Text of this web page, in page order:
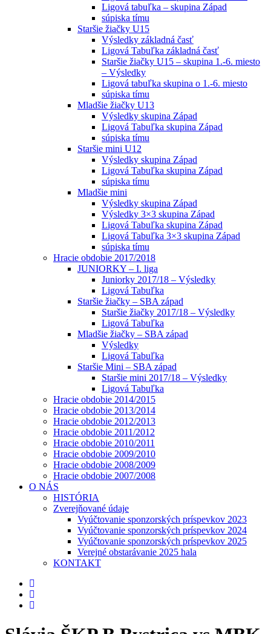
Ligová tabuľka – skupina Západ
súpiska tímu
Staršie žiačky U15
Výsledky základná časť
Ligová Tabuľka základná časť
Staršie žiačky U15 – skupina 1.-6. miesto
– Výsledky
Ligová tabuľka skupina o 1.-6. miesto
súpiska tímu
Mladšie žiačky U13
Výsledky skupina Západ
Ligová Tabuľka skupina Západ
súpiska tímu
Staršie mini U12
Výsledky skupina Západ
Ligová Tabuľka skupina Západ
súpiska tímu
Mladšie mini
Výsledky skupina Západ
Výsledky 3×3 skupina Západ
Ligová Tabuľka skupina Západ
Ligová Tabuľka 3×3 skupina Západ
súpiska tímu
Hracie obdobie 2017/2018
JUNIORKY – I. liga
Juniorky 2017/18 – Výsledky
Ligová Tabuľka
Staršie žiačky – SBA západ
Staršie žiačky 2017/18 – Výsledky
Ligová Tabuľka
Mladšie žiačky – SBA západ
Výsledky
Ligová Tabuľka
Staršie Mini – SBA západ
Staršie mini 2017/18 – Výsledky
Ligová Tabuľka
Hracie obdobie 2014/2015
Hracie obdobie 2013/2014
Hracie obdobie 2012/2013
Hracie obdobie 2011/2012
Hracie obdobie 2010/2011
Hracie obdobie 2009/2010
Hracie obdobie 2008/2009
Hracie obdobie 2007/2008
O NÁS
HISTÓRIA
Zverejňované údaje
Vyúčtovanie sponzorských príspevkov 2023
Vyúčtovanie sponzorských príspevkov 2024
Vyúčtovanie sponzorských príspevkov 2025
Verejné obstarávanie 2025 hala
KONTAKT